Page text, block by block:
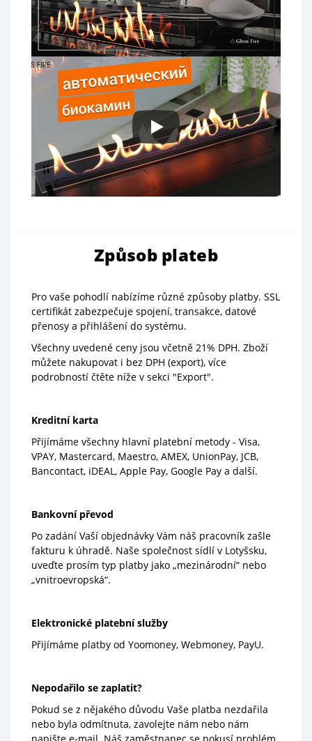
Způsob plateb
Pro vaše pohodlí nabízíme různé způsoby platby. SSL
certifikát zabezpečuje spojení, transakce, datové
přenosy a přihlášení do systému.
Všechny uvedené ceny jsou včetně 21% DPH. Zboží
můžete nakupovat i bez DPH (export), více
podrobností čtěte níže v sekci "Export".
Kreditní karta
Přijímáme všechny hlavní platební metody - Visa,
VPAY, Mastercard, Maestro, AMEX, UnionPay, JCB,
Bancontact, iDEAL, Apple Pay, Google Pay a další.
Bankovní převod
Po zadání Vaší objednávky Vám náš pracovník zašle
fakturu k úhradě. Naše společnost sídlí v Lotyšsku,
uveďte prosím typ platby jako „mezinárodní“ nebo
„vnitroevropská“.
Elektronické platební služby
Přijímáme platby od Yoomoney, Webmoney, PayU.
Nepodařilo se zaplatit?
Pokud se z nějakého důvodu Vaše platba nezdařila
nebo byla odmítnuta, zavolejte nám nebo nám